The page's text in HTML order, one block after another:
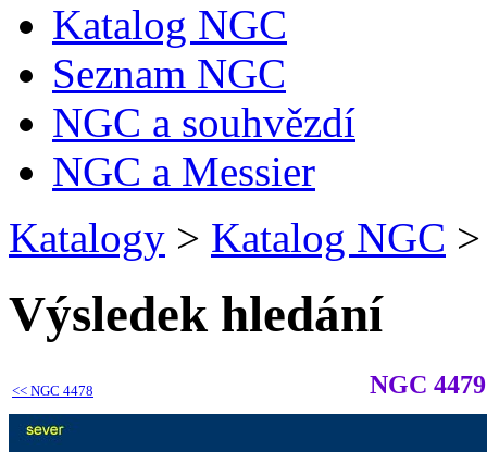
Katalog NGC
Seznam NGC
NGC a souhvězdí
NGC a Messier
Katalogy > Katalog NGC >
Výsledek hledání
<< NGC 4478 NGC 4479